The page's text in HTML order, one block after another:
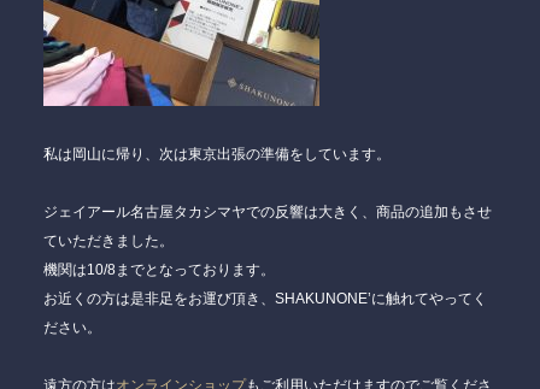
私は岡山に帰り、次は東京出張の準備をしています。
ジェイアール名古屋タカシマヤでの反響は大きく、商品の追加もさせ
ていただきました。
機関は10/8までとなっております。
お近くの方は是非足をお運び頂き、SHAKUNONE’に触れてやってく
ださい。